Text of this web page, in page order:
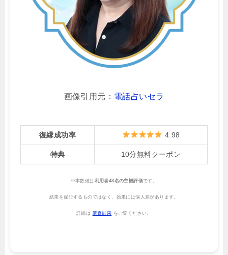
画像引用元： 電話占いセラ
復縁成功率 4.98
特典 10分無料クーポン
※本数値は 利用者43名の主観評価です。
結果を保証するものではなく、効果には個人差があります。
詳細は 調査結果 をご覧ください。